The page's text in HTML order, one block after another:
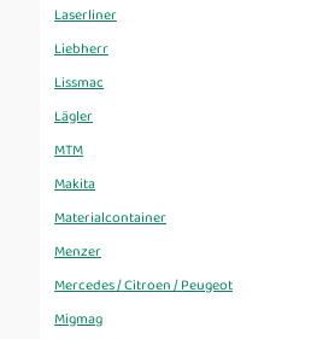
Laserliner
Liebherr
Lissmac
Lägler
MTM
Makita
Materialcontainer
Menzer
Mercedes / Citroen / Peugeot
Migmag